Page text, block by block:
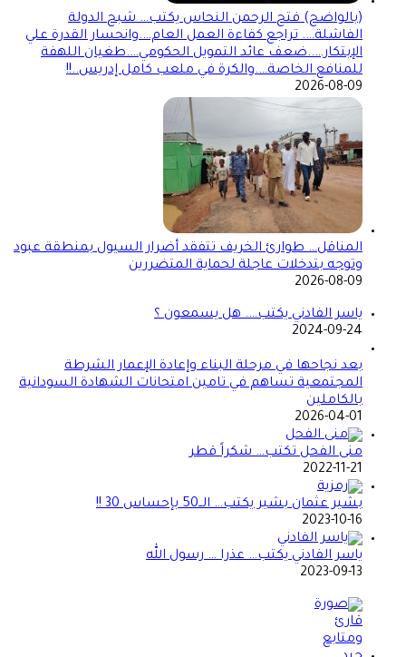
(بالواضح) فتح الرحمن النحاس يكتب… شبح الدولة
الفاشلة…. تراجع كفاءة العمل العام….وانحسار القدرة علي
الإبتكار…..ضعف عائد التمويل الحكومي….طغيان اللهفة
للمنافع الخاصة….والكرة في ملعب كامل إدريس..!!
2026-08-09
المناقل… طوارئ الخريف تتفقد أضرار السيول بمنطقة عبود
وتوجه بتدخلات عاجلة لحماية المتضررين
2026-08-09
ياسر الفادني يكتب…. هل يسمعون ؟
2024-09-24
بعد نجاحها في مرحلة البناء وإعادة الإعمار الشرطة
المجتمعية تساهم في تامين امتحانات الشهادة السودانية
بالكاملين
2026-04-01
منى الفحل تكتب… شكراً قطر
2022-11-21
بشير عثمان بشير يكتب… الــ50 بإحساس 30 !!
2023-10-16
ياسر الفادني يكتب… عذرا … رسول الله
2023-09-13